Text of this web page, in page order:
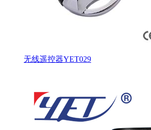
无线遥控器YET029